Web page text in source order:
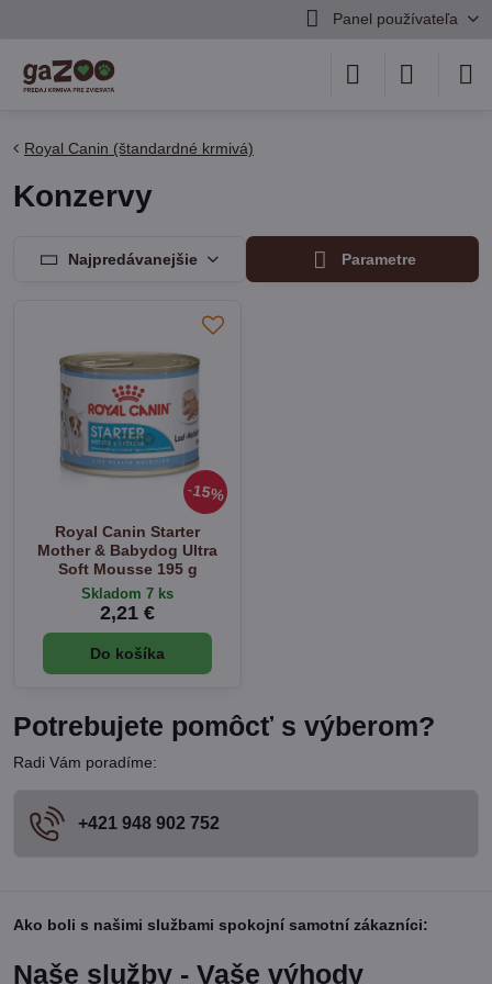
Panel používateľa
Royal Canin (štandardné krmivá)
Konzervy
Najpredávanejšie Parametre
15%
Royal Canin Starter
Mother & Babydog Ultra
Soft Mousse 195 g
Skladom 7 ks
2,21 €
Do košíka
Potrebujete pomôcť s výberom?
Radi Vám poradíme:
+421 948 902 752
Ako boli s našimi službami spokojní samotní zákazníci:
Naše služby - Vaše výhody